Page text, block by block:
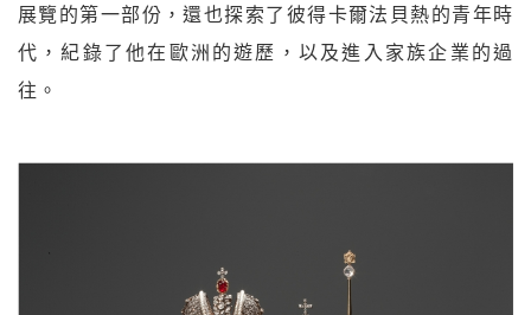
展覽的第一部份，還也探索了彼得卡爾法貝熱的青年時
代，紀錄了他在歐洲的遊歷，以及進入家族企業的過
往。